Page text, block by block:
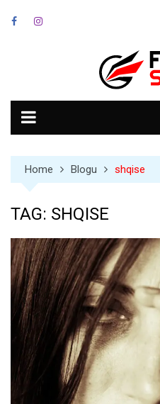
Home Blogu shqise
TAG: SHQISE